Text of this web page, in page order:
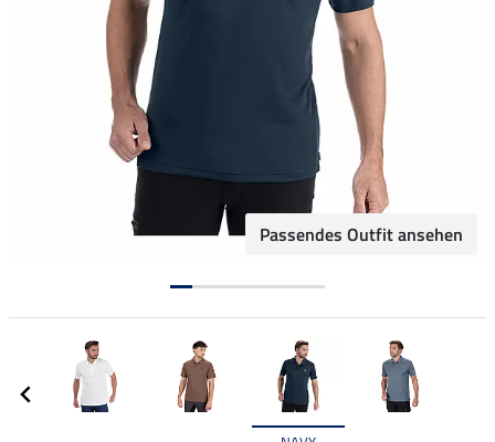
Passendes Outfit ansehen